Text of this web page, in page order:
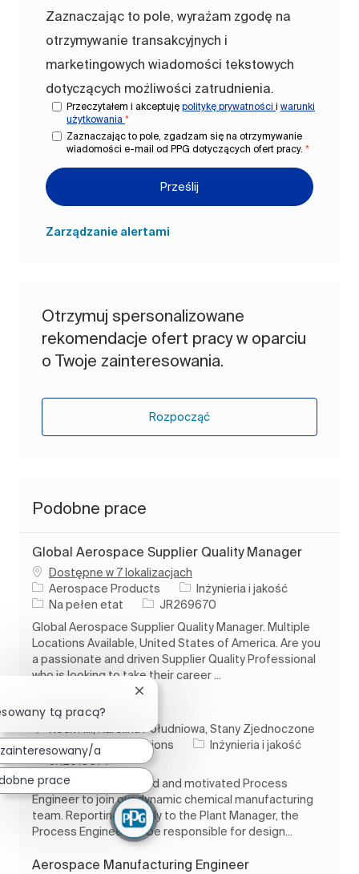
Zaznaczając to pole, wyrażam zgodę na
otrzymywanie transakcyjnych i
marketingowych wiadomości tekstowych
dotyczących możliwości zatrudnienia.
Przeczytałem i akceptuję politykę prywatności i warunki
użytkowania *
Zaznaczając to pole, zgadzam się na otrzymywanie
wiadomości e-mail od PPG dotyczących ofert pracy. *
Prześlij
Zarządzanie alertami
Otrzymuj spersonalizowane
rekomendacje ofert pracy w oparciu
o Twoje zainteresowania.
Rozpocząć
Podobne prace
Global Aerospace Supplier Quality Manager
Dostępne w 7 lokalizacjach
Aerospace Products
Kategoria
Inżynieria i jakość
Rodzaj pracy
Na pełen etat Identyfikator zadania
JR269670
Global Aerospace Supplier Quality Manager. Multiple
Locations Available, United States of America. Are you
a passionate and driven Supplier Quality Professional
who is looking to take their career ...
Process Engineer
Rock Hill, Karolina Południowa, Stany Zjednoczone
Operations Kategoria
Inżynieria i jakość
Identyfikator zadania
JR2610574
We are seeking a skilled and motivated Process
Engineer to join our dynamic chemical manufacturing
team. Reporting directly to the Plant Manager, the
Process Engineer will be responsible for design...
Aerospace Manufacturing Engineer
tą pracą?
Zamknij powiadomienie chatbota
a
prace